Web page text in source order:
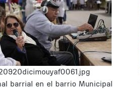
barrial en el barrio Municipal